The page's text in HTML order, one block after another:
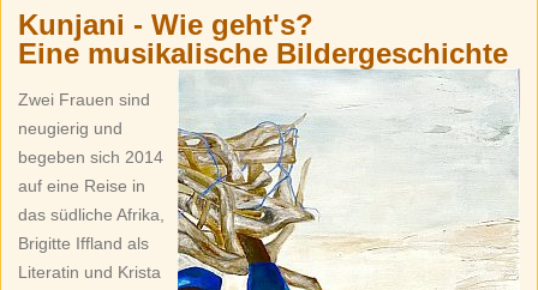
Kunjani - Wie geht's?
Eine musikalische Bildergeschichte
Zwei Frauen sind
neugierig und
begeben sich 2014
auf eine Reise in
das südliche Afrika,
Brigitte Iffland als
Literatin und Krista